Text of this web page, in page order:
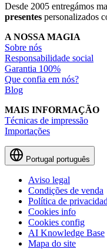
Desde 2005 entregámos
presentes personalizados
A NOSSA MAGIA
Sobre nós
Responsabilidade social
Garantia 100%
Que confia em nós?
Blog
MAIS INFORMAÇÃO
Técnicas de impressão
Importações
Portugal português
Aviso legal
Condições de venda
Política de
Cookies info
Cookies config
AI Knowledge Base
Mapa do site